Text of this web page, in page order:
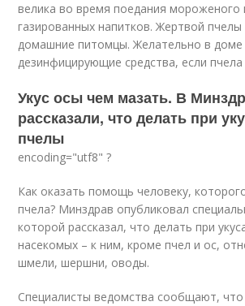
велика во время поедания мороженого
газированных напитков. Жертвой пчелы
домашние питомцы. Желательно в доме
дезинфицирующие средства, если пчела
Укус осы чем мазать. В
рассказали, что делать при
пчелы
encoding="utf8" ?
Как оказать помощь человеку,
пчела? Минздрав опубликовал
которой рассказал, что делать при
насекомых – к ним, кроме пчел и ос,
шмели, шершни, оводы.
Специалисты ведомства сообщают, что